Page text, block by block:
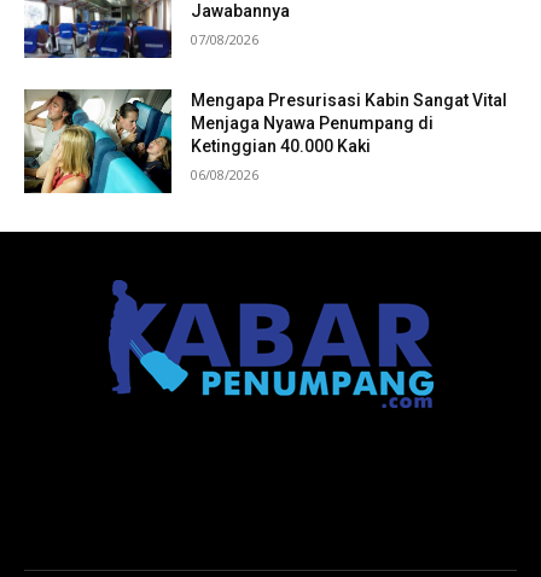
Jawabannya
07/08/2026
Mengapa Presurisasi Kabin Sangat Vital
Menjaga Nyawa Penumpang di
Ketinggian 40.000 Kaki
06/08/2026